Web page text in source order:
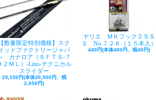
【数量限定特別価格】スク
ッドファクトリージャパ
カナロア（ＳＦＴＳ-７
２ＭＬ）-Lino-テクニカル
スライダー
29,150円(本体26,500円、税
2,650円)
ヤリエ ＭＫフック２ＳＳ
Ｓ No.７２６（１５本入）
440円(本体400円、税40円)